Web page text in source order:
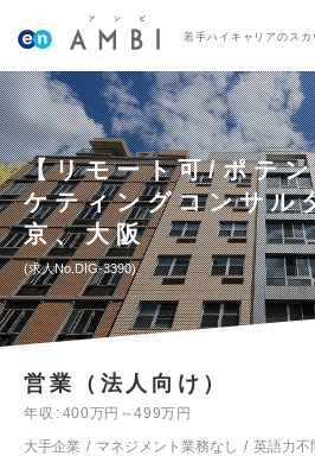
若手ハイキャリアのスカ
【リモート可/ポテ
ケティングコンサ
京、大阪
求人No.DIG-3390
営業（法人向け）
年収
400万円～499万円
大手企業
マネジメント業務なし 英語力不